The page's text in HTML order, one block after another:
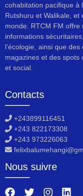
cohabitation pacifique à
Rutshuru et Walikale,
monde. RTCM FM
informations
l'écologie, ainsi que
magazines et des spots
et social.
Contacts
+243899116451
+243 822173308
+243 973226063
Nous suivre